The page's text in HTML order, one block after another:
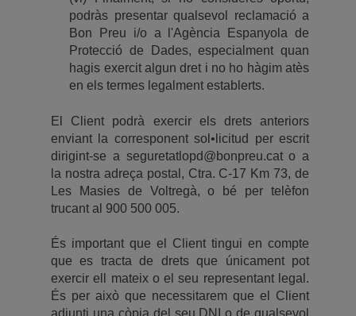
podràs presentar qualsevol reclamació a
Bon Preu i/o a l'Agència Espanyola de
Protecció de Dades, especialment quan
hagis exercit algun dret i no ho hàgim atès
en els termes legalment establerts.
El Client podrà exercir els drets anteriors
enviant la corresponent sol•licitud per escrit
dirigint-se a seguretatlopd@bonpreu.cato a
la nostra adreça postal, Ctra. C-17 Km 73, de
Les Masies de Voltregà, o bé per telèfon
trucant al 900 500 005.
És important que el Client tingui en compte
que es tracta de drets que únicament pot
exercir ell mateix o el seu representant legal.
És per això que necessitarem que el Client